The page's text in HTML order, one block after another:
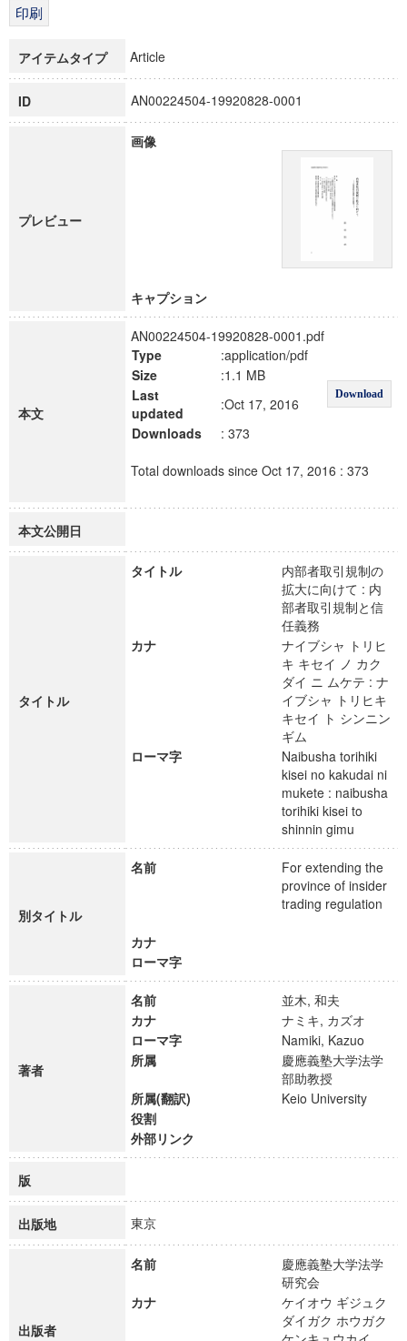
アイテムタイプ Article
ID AN00224504-19920828-0001
プレビュー
画像
キャプション
本文
AN00224504-19920828-0001.pdf
Type
:application/pdf
Download
Size
:1.1 MB
Last
updated
:Oct 17, 2016
Downloads
: 373
Total downloads since Oct 17, 2016 : 373
本文公開日
タイトル
タイトル
内部者取引規制の
拡大に向けて : 内
部者取引規制と信
任義務
カナ
ナイブシャ トリヒ
キ キセイ ノ カク
ダイ ニ ムケテ : ナ
イブシャ トリヒキ
キセイ ト シンニン
ギム
ローマ字
Naibusha torihiki
kisei no kakudai ni
mukete : naibusha
torihiki kisei to
shinnin gimu
別タイトル
名前
For extending the
province of insider
trading regulation
カナ
ローマ字
著者
名前
並木, 和夫
カナ
ナミキ, カズオ
ローマ字
Namiki, Kazuo
所属
慶應義塾大学法学
部助教授
所属(翻訳)
Keio University
役割
外部リンク
版
出版地 東京
出版者
名前
慶應義塾大学法学
研究会
カナ
ケイオウ ギジュク
ダイガク ホウガク